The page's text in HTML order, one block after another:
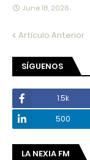
June 18, 2026
Artículo Anterior
SÍGUENOS
1.5k
500
LA NEXIA FM